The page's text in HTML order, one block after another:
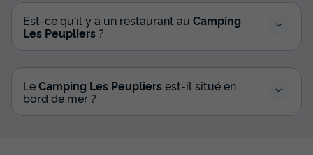
Est-ce qu'il y a un restaurant au Camping
Les Peupliers ?
LeCamping Les Peupliersest-il situé en
bord de mer ?